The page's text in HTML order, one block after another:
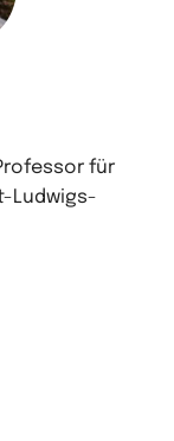
für
Ludwigs-